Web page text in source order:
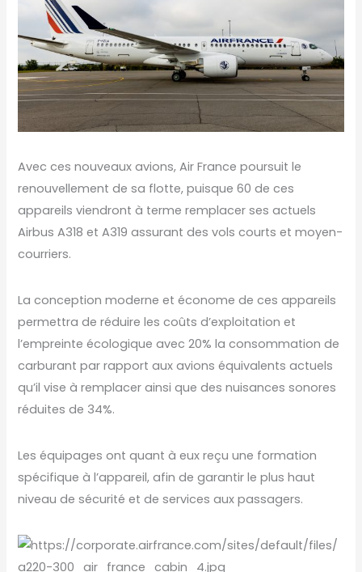
Avec ces nouveaux avions, Air France poursuit le
renouvellement de sa flotte, puisque 60 de ces
appareils viendront à terme remplacer ses actuels
Airbus A318 et A319 assurant des vols courts et moyen-
courriers.
La conception moderne et économe de ces appareils
permettra de réduire les coûts d’exploitation et
l’empreinte écologique avec 20% la consommation de
carburant par rapport aux avions équivalents actuels
qu’il vise à remplacer ainsi que des nuisances sonores
réduites de 34%.
Les équipages ont quant à eux reçu une formation
spécifique à l’appareil, afin de garantir le plus haut
niveau de sécurité et de services aux passagers.